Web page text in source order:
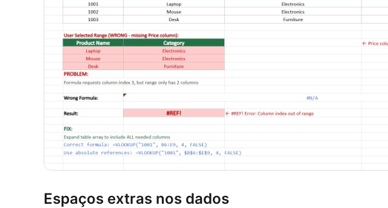
Espaços extras nos dados